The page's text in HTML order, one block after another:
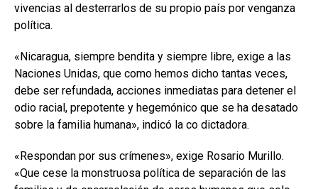
vivencias al desterrarlos de su propio país por venganza
política.
«Nicaragua, siempre bendita y siempre libre, exige a las
Naciones Unidas, que como hemos dicho tantas veces,
debe ser refundada, acciones inmediatas para detener el
odio racial, prepotente y hegemónico que se ha desatado
sobre la familia humana», indicó la co dictadora.
«Respondan por sus crímenes», exige Rosario Murillo.
«Que cese la monstruosa política de separación de las